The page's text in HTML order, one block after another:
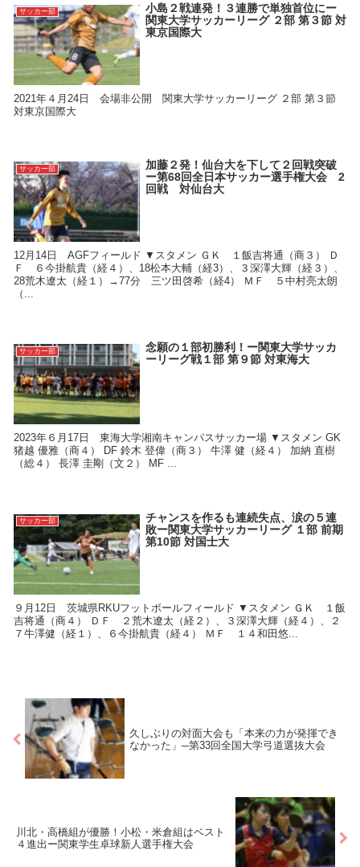
サッカー部
小島２戦連発！３連勝で単独首位にー
関東大学サッカーリーグ ２部 第３節 対
東京国際大
2021年４月24日 会場非公開 関東大学サッカーリーグ ２部 第３節
対東京国際大
サッカー部
加藤２発！仙台大を下して２回戦突破
ー第68回全日本サッカー選手権大会 2
回戦 対仙台大
12月14日 AGFフィールド ▼スタメン ＧＫ １飯吉将通（商３） Ｄ
Ｆ ６今掛航貴（経４）、18松本大輔（経3）、３深澤大輝（経３）、
28荒木遼太（経１）→77分 三ツ田啓希（経4） ＭＦ ５中村亮太朗
（...
サッカー部
念願の１部初勝利！ー関東大学サッカ
ーリーグ戦１部 第９節 対東海大
2023年６月17日 東海大学湘南キャンパスサッカー場 ▼スタメン GK
猪越 優雅（商４） DF 鈴木 登偉（商３） 牛澤 健（経４） 加納 直樹
（総４） 長澤 圭剛（文２） MF ...
サッカー部
チャンスを作るも連続失点、涙の５連
敗ー関東大学サッカーリーグ １部 前期
第10節 対国士大
９月12日 茨城県RKUフットボールフィールド ▼スタメン ＧＫ １飯
吉将通（商４） ＤＦ ２荒木遼太（経２）、３深澤大輝（経４）、２
７牛澤健（経１）、６今掛航貴（経４） ＭＦ １４和田悠...
久しぶりの対面大会も「本来の力が発揮でき
なかった」─第33回全国大学弓道選抜大会
川北・高橋組が優勝！小松・米倉組はベスト
４進出ー関東学生卓球新人選手権大会